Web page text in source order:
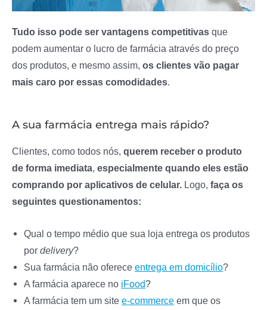
Tudo isso pode ser vantagens competitivas que
podem aumentar o lucro de farmácia através do preço
dos produtos, e mesmo assim, os clientes vão pagar
mais caro por essas comodidades.
A sua farmácia entrega mais rápido?
Clientes, como todos nós, querem receber o produto
de forma imediata especialmente quando eles estão
comprando por aplicativos de celular. Logo, faça os
seguintes questionamentos:
Qual o tempo médio que sua loja entrega os produtos
por delivery?
Sua farmácia não oferece entrega em domicílio?
A farmácia aparece no iFood?
A farmácia tem um site e-commerce em que os